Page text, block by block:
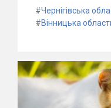
#Чернігівська
#Вінницька